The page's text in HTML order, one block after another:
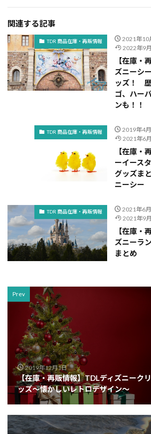
関連する記事
TDR 商品在庫・再販情報
2021年10
2022年9
【在庫・
ズニーシ
ッズ！
ゴ、ハー
ンも！！
TDR 商品在庫・再販情報
2019年4
2021年6
【在庫・
ーイース
グッズま
ニーシー
TDR 商品在庫・再販情報
2021年6
2021年9
【在庫・
ズニーラ
まとめ
Prev
2019年12月1日
【在庫・再販情報】TDLディズニーク
ッズ～懐かしいレトロデザイン～